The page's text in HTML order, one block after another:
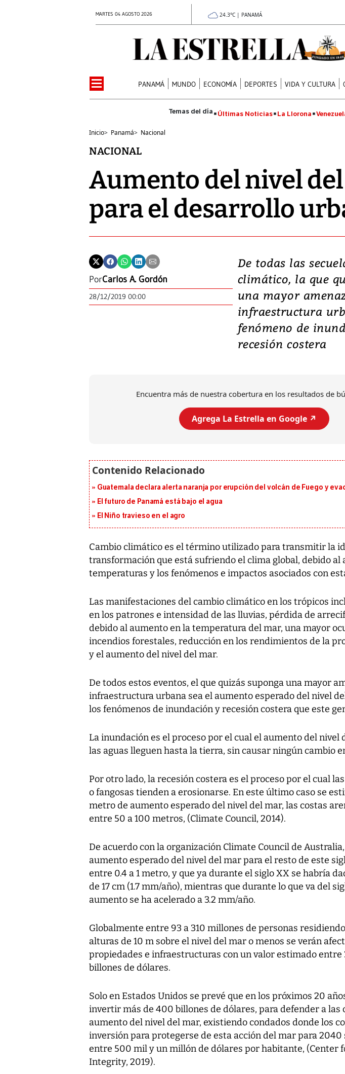
MARTES 04 AGOSTO 2026 24.3°C | PANAMÁ
PANAMÁ MUNDO ECONOMÍA DEPORTES VIDA Y CULTURA
Últimas Noticias La Llorona
Inicio> Panamá> Nacional
NACIONAL
Aumento del nivel
para el desarrollo
PorCarlos A. Gordón
28/12/2019 00:00
De todas las
climático, la que
una mayor
infraestructura
fenómeno de
recesión costera
Encuentra más de nuestra cobertura en los resultados de
Agrega La Estrella en Google ↗️
Guatemala declara alerta naranja por erupción del volcán de Fuego y
El futuro de Panamá está bajo el agua
El Niño travieso en el agro
Cambio climático es el término utilizado para transmitir la
transformación que está sufriendo el clima global, debido al
temperaturas y los fenómenos e impactos asociados con
Las manifestaciones del cambio climático en los trópicos
en los patrones e intensidad de las lluvias, pérdida de
debido al aumento en la temperatura del mar, una mayor
incendios forestales, reducción en los rendimientos de la
y el aumento del nivel del mar.
De todos estos eventos, el que quizás suponga una mayor
infraestructura urbana sea el aumento esperado del nivel
los fenómenos de inundación y recesión costera que este
La inundación es el proceso por el cual el aumento del nivel
las aguas lleguen hasta la tierra, sin causar ningún cambio
Por otro lado, la recesión costera es el proceso por el cual
o fangosas tienden a erosionarse. En este último caso se
metro de aumento esperado del nivel del mar, las costas
entre 50 a 100 metros, (Climate Council, 2014).
De acuerdo con la organización Climate Council de
aumento esperado del nivel del mar para el resto de este
entre 0.4 a 1 metro, y que ya durante el siglo XX se habría
de 17 cm (1.7 mm/año), mientras que durante lo que va del
aumento se ha acelerado a 3.2 mm/año.
Globalmente entre 93 a 310 millones de personas
alturas de 10 m sobre el nivel del mar o menos se verán
propiedades e infraestructuras con un valor estimado entre
billones de dólares.
Solo en Estados Unidos se prevé que en los próximos 20
invertir más de 400 billones de dólares, para defender a las
aumento del nivel del mar, existiendo condados donde los
inversión para protegerse de esta acción del mar para 2040
entre 500 mil y un millón de dólares por habitante, (Center
Integrity, 2019).
Video,
deja
daños en
Un fuerte
7,1 se registró